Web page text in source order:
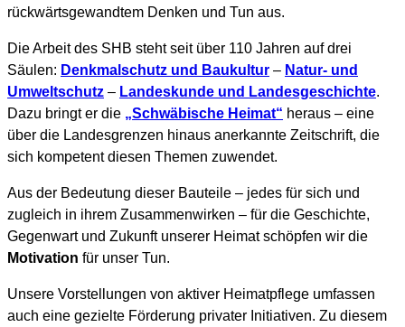
rückwärtsgewandtem Denken und Tun aus.
Die Arbeit des SHB steht seit über 110 Jahren auf drei
Säulen: Denkmalschutz und Baukultur – Natur- und
Umweltschutz – Landeskunde und Landesgeschichte.
Dazu bringt er die „Schwäbische Heimat“ heraus – eine
über die Landesgrenzen hinaus anerkannte Zeitschrift, die
sich kompetent diesen Themen zuwendet.
Aus der Bedeutung dieser Bauteile – jedes für sich und
zugleich in ihrem Zusammenwirken – für die Geschichte,
Gegenwart und Zukunft unserer Heimat schöpfen wir die
Motivation für unser Tun.
Unsere Vorstellungen von aktiver Heimatpflege umfassen
auch eine gezielte Förderung privater Initiativen. Zu diesem